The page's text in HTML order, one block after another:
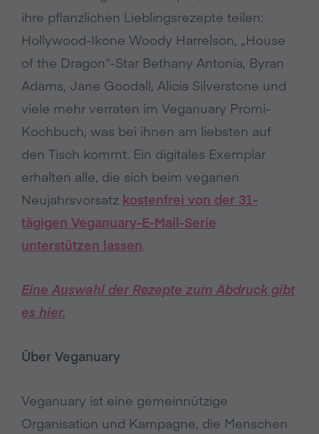
ihre pflanzlichen Lieblingsrezepte teilen:
Hollywood-Ikone Woody Harrelson, „House
of the Dragon“-Star Bethany Antonia, Byran
Adams, Jane Goodall, Alicia Silverstone und
viele mehr verraten im Veganuary Promi-
Kochbuch, was bei ihnen am liebsten auf
den Tisch kommt. Ein digitales Exemplar
erhalten alle, die sich beim veganen
Neujahrsvorsatz kostenfrei von der 31-
tägigen Veganuary-E-Mail-Serie
unterstützen lassen.
Eine Auswahl der Rezepte zum Abdruck gibt
es hier.
Über Veganuary
Veganuary ist eine gemeinnützige
Organisation und Kampagne, die Menschen